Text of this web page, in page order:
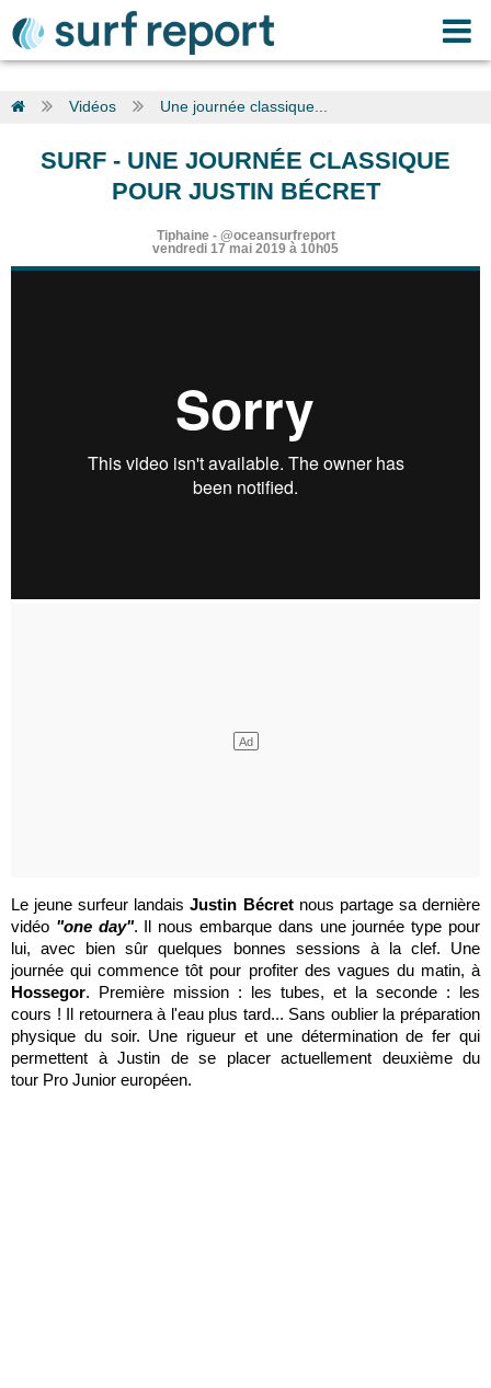
Vidéos Une journée classique...
SURF - UNE JOURNÉE CLASSIQUE
POUR JUSTIN BÉCRET
Tiphaine- @oceansurfreport
vendredi 17 mai 2019 à 10h05
Le jeune surfeur landaisJustin Bécretnous partage sa dernière
vidéo "one day". Il nous embarque dans une journée type pour
lui, avec bien sûr quelques bonnes sessions à la clef. Une
journée qui commence tôt pour profiter des vagues du matin, à
Hossegor. Première mission : les tubes, et la seconde : les
cours ! Il retournera à l'eau plus tard... Sans oublier la préparation
physique du soir. Une rigueur et une détermination de fer qui
permettent à Justin de se placer actuellement deuxième du
tour Pro Junior européen.